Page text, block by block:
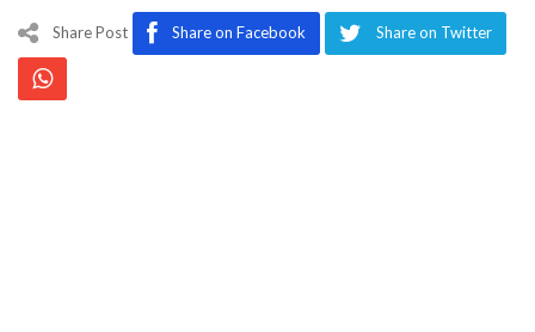
Share Post Share on Facebook Share on Twitter